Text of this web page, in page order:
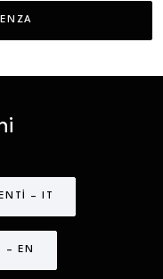
– IT
– EN